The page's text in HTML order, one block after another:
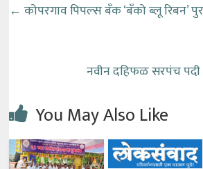
← कोपरगाव पिपल्स बँक ‘बँको ब्लू रिबन’
नवीन दहिफळ सरपंच पदी
You May Also Like